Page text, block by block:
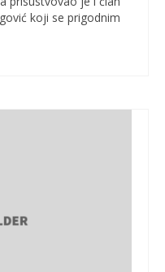
koji se prigodnim